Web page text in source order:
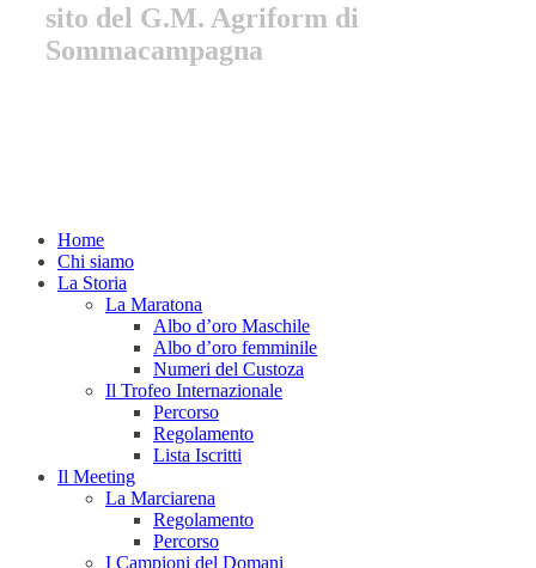
sito del G.M. Agriform di
Sommacampagna
Home
Chi siamo
La Storia
La Maratona
Albo d’oro Maschile
Albo d’oro femminile
Numeri del Custoza
Il Trofeo Internazionale
Percorso
Regolamento
Lista Iscritti
Il Meeting
La Marciarena
Regolamento
Percorso
I Campioni del Domani